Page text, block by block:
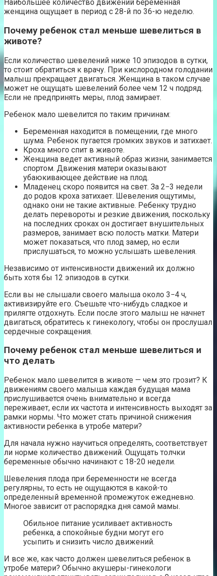
Наибольшее количество движений беременная
женщина ощущает в период с 28-й по 36-ю неделю.
Почему ребенок стал меньше шевелиться в
животе?
Если количество шевелений ниже 10 эпизодов в сутки,
то стоит обратиться к врачу. При кислородном голодании
малыш прекращает двигаться. Женщина в таком случае
может не ощущать шевелений более чем 12 ч подряд.
Если не предпринять меры, плод замирает.
Ребенок мало шевелится по таким причинам:
Беременная находится в помещении, где много
шума. Ребенок пугается громких звуков и затихает.
Кроха много спит в животе.
Женщина ведет активный образ жизни, занимается
спортом. Движения матери оказывают
убаюкивающее действие на плод.
Младенец скоро появится на свет. За 2−3 недели
до родов кроха затихает. Шевеления ощутимы,
однако они не такие активные. Ребенку трудно
делать перевороты и резкие движения, поскольку
на последних сроках он достигает внушительных
размеров, занимает всю полость матки. Матери
может показаться, что плод замер, но если
прислушаться, то можно услышать шевеления.
Независимо от интенсивности движений их должно
быть хотя бы 12 эпизодов в сутки.
Если вы не слышали своего малыша около 3−4 ч,
активизируйте его. Съешьте что-нибудь сладкое и
прилягте отдохнуть. Если после этого малыш не начнет
двигаться, обратитесь к гинекологу, чтобы он прослушал
сердечные сокращения.
Почему ребенок стал меньше шевелиться и
что делать
Ребенок мало шевелится в животе — чем это грозит? К
движениям своего малыша каждая будущая мама
прислушивается очень внимательно и всегда
переживает, если их частота и интенсивность выходят за
рамки нормы. Что может стать причиной снижения
активности ребенка в утробе матери?
Для начала нужно научиться определять, соответствует
ли норме количество движений. Ощущать толчки
беременные обычно начинают с 18-20 недели.
Шевеления плода при беременности не всегда
регулярны, то есть не ощущаются в какой-то
определенный временной промежуток ежедневно.
Многое зависит от распорядка дня самой мамы.
Обильное питание усиливает активность
ребенка, а спокойные будни могут его
усыпить и снизить число движений.
И все же, как часто должен шевелиться ребенок в
утробе матери? Обычно акушеры-гинекологи